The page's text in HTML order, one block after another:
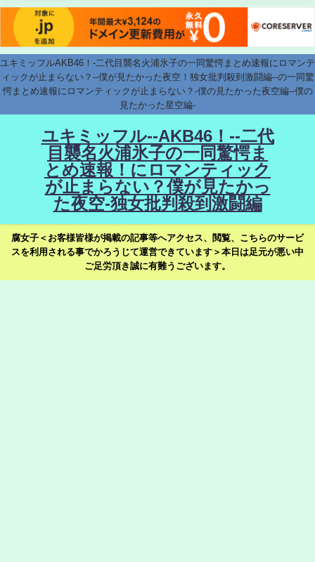
ユキミッフルAKB46！-二代目襲名火浦氷子の一同驚愕まとめ速報にロマンテ
ィックが止まらない？--僕が見たかった夜空！独女批判殺到激闘編--の一同驚
愕まとめ速報にロマンティックが止まらない？-僕の見たかった夜空編--僕の
見たかった星空編-
ユキミッフル--AKB46！--二代
目襲名火浦氷子の一同驚愕ま
とめ速報！にロマンティック
が止まらない？僕が見たかっ
た夜空-独女批判殺到激闘編
腐女子＜お客様皆様が掲載の記事等へアクセス、閲覧、こちらのサービ
スを利用される事でかろうじて運営できています＞本日は足元が悪い中
ご足労頂き誠に有難うございます。